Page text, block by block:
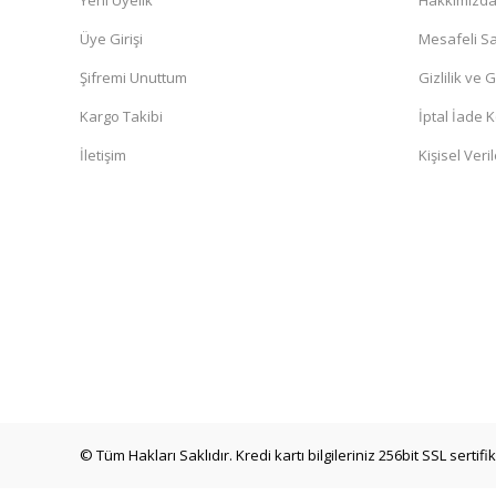
Üye Girişi
Şifremi Unuttum
Kargo Takibi
İletişim
Mesafeli
Gizlilik ve
İptal İade
Kişisel
© Tüm Hakları Saklıdır. Kredi kartı bilgileriniz 256bit SSL